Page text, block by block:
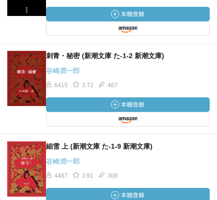
刺青・秘密 (新潮文庫 た-1-2 新潮文庫)
谷崎潤一郎
6415 3.72 467
細雪 上 (新潮文庫 た-1-9 新潮文庫)
谷崎潤一郎
4467 3.91 308